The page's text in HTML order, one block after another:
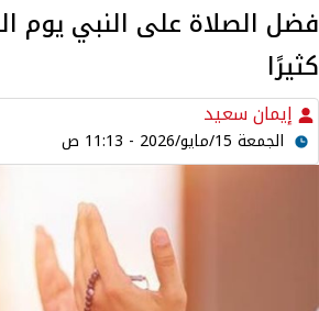
فضل الصلاة على النبي يوم
كثيرًا
إيمان سعيد
الجمعة 15/مايو/2026 - 11:13 ص